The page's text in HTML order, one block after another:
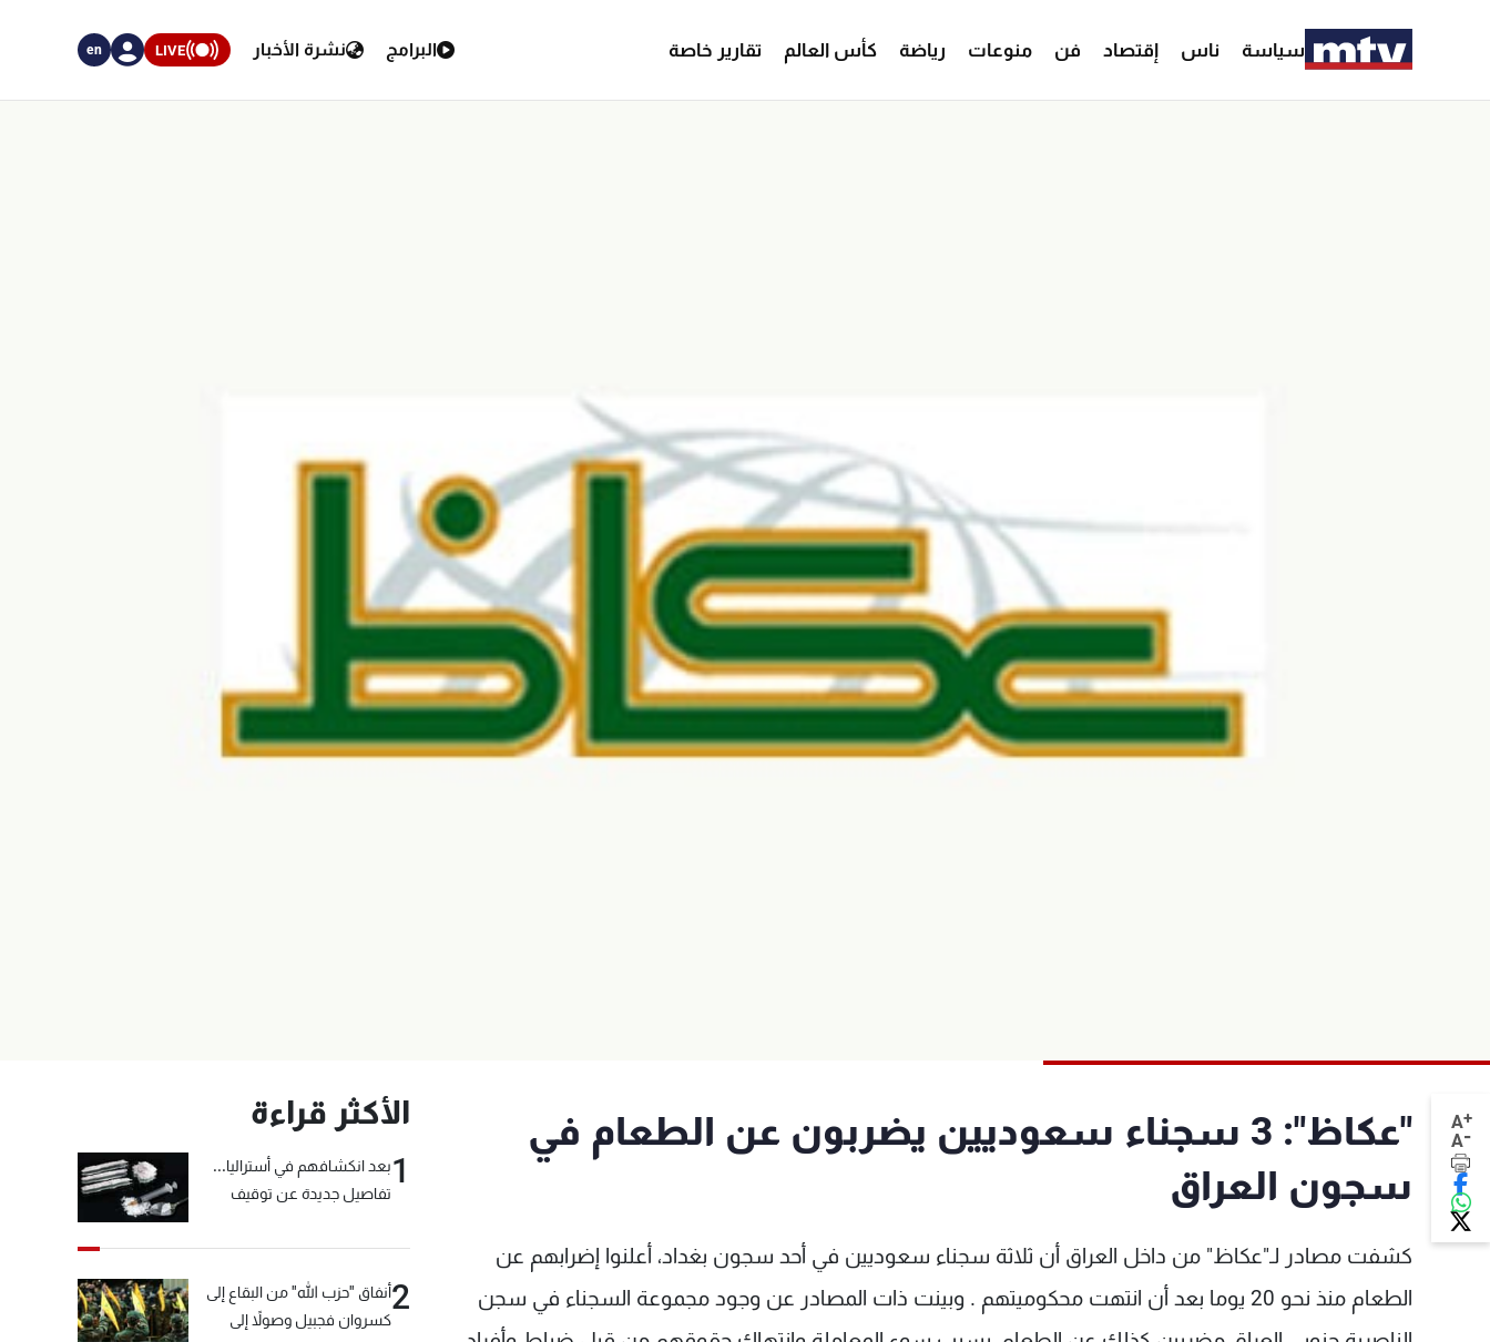
سياسة ناس إقتصاد فن منوعات رياضة كأس العالم تقارير خاصة البرامج نشرة الأخبار LIVE
en
A+
A-
"عكاظ": 3 سجناء سعوديين يضربون عن الطعام في
سجون العراق
كشفت مصادر لـ"عكاظ" من داخل العراق أن ثلاثة سجناء سعوديين في أحد سجون بغداد، أعلنوا إضرابهم عن
الطعام منذ نحو 20 يوما بعد أن انتهت محكوميتهم . وبينت ذات المصادر عن وجود مجموعة السجناء في سجن
الأكثر قراءة
1بعد انكشافهم في أستراليا...
تفاصيل جديدة عن توقيف
2أنفاق "حزب الله" من البقاع إلى
كسروان فجبيل وصولاً إلى